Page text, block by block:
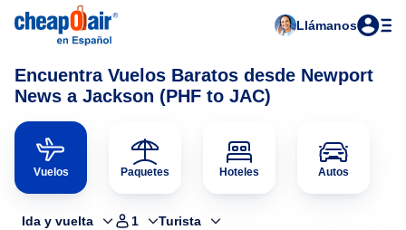
Llámanos
Encuentra Vuelos Baratos desde Newport
News a Jackson (PHF to JAC)
Vuelos Paquetes Hoteles Autos
Ida y vuelta 1 Turista